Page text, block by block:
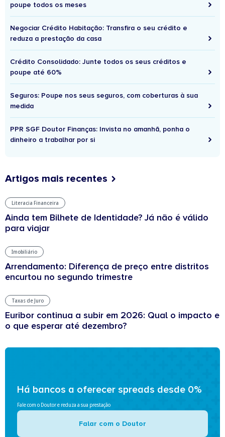
poupe todos os meses
Negociar Crédito Habitação: Transfira o seu crédito e
reduza a prestação da casa
Crédito Consolidado: Junte todos os seus créditos e
poupe até 60%
Seguros: Poupe nos seus seguros, com coberturas à sua
medida
PPR SGF Doutor Finanças: Invista no amanhã, ponha o
dinheiro a trabalhar por si
Artigos mais recentes
Literacia Financeira
Ainda tem Bilhete de Identidade? Já não é válido
para viajar
Imobiliário
Arrendamento: Diferença de preço entre distritos
encurtou no segundo trimestre
Taxas de Juro
Euribor continua a subir em 2026: Qual o impacto e
o que esperar até dezembro?
Há bancos a oferecer spreads desde 0%
Fale com o Doutor e reduza a sua prestação
Falar com o Doutor